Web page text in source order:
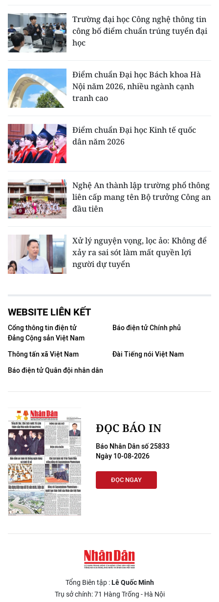
Trường đại học Công nghệ thông tin
công bố điểm chuẩn trúng tuyển đại
học
Điểm chuẩn Đại học Bách khoa Hà
Nội năm 2026, nhiều ngành cạnh
tranh cao
Điểm chuẩn Đại học Kinh tế quốc
dân năm 2026
Nghệ An thành lập trường phổ thông
liên cấp mang tên Bộ trưởng Công an
đầu tiên
Xử lý nguyện vọng, lọc ảo: Không để
xảy ra sai sót làm mất quyền lợi
người dự tuyển
WEBSITE LIÊN KẾT
Cổng thông tin điện tử
Đảng Cộng sản Việt Nam
Báo điện tử Chính phủ
Thông tấn xã Việt Nam
Đài Tiếng nói Việt Nam
Báo điện tử Quân đội nhân dân
ĐỌC BÁO IN
Báo Nhân Dân số 25833
Ngày 10-08-2026
ĐỌC NGAY
Tổng Biên tập :Lê Quốc Minh
Trụ sở chính: 71 Hàng Trống - Hà Nội